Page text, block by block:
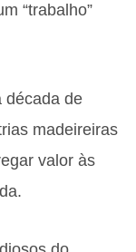
“trabalho”
década de
madeireiras
valor às